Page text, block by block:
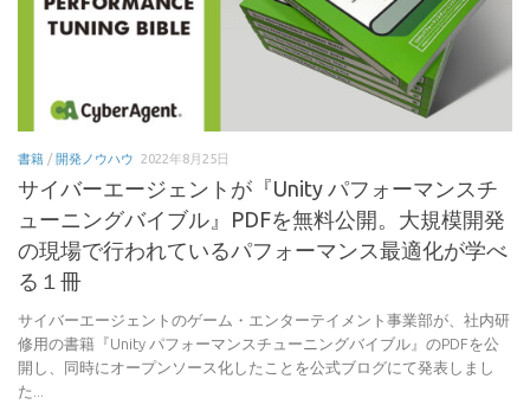
書籍 /開発ノウハウ 2022年8月25日
サイバーエージェントが『Unity パフォーマンスチ
ューニングバイブル』PDFを無料公開。大規模開発
の現場で行われているパフォーマンス最適化が学べ
る１冊
サイバーエージェントのゲーム・エンターテイメント事業部が、社内研
修用の書籍『Unity パフォーマンスチューニングバイブル』のPDFを公
開し、同時にオープンソース化したことを公式ブログにて発表しまし
た...